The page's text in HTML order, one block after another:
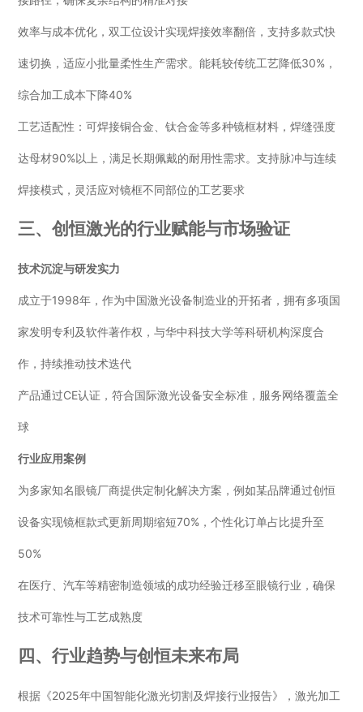
效率与成本优化，双工位设计实现焊接效率翻倍，支持多款式快
速切换，适应小批量柔性生产需求。能耗较传统工艺降低30%，
综合加工成本下降40%
工艺适配性：可焊接铜合金、钛合金等多种镜框材料，焊缝强度
达母材90%以上，满足长期佩戴的耐用性需求。支持脉冲与连续
焊接模式，灵活应对镜框不同部位的工艺要求
三、创恒激光的行业赋能与市场验证
技术沉淀与研发实力
成立于1998年，作为中国激光设备制造业的开拓者，拥有多项国
家发明专利及软件著作权，与华中科技大学等科研机构深度合
作，持续推动技术迭代
产品通过CE认证，符合国际激光设备安全标准，服务网络覆盖全
球
行业应用案例
为多家知名眼镜厂商提供定制化解决方案，例如某品牌通过创恒
设备实现镜框款式更新周期缩短70%，个性化订单占比提升至
50%
在医疗、汽车等精密制造领域的成功经验迁移至眼镜行业，确保
技术可靠性与工艺成熟度
四、行业趋势与创恒未来布局
根据《2025年中国智能化激光切割及焊接行业报告》，激光加工